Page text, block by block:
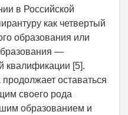
в Российской
как четвертый
образования или
—
квалификации [5].
оставаться
своего рода
образованием и